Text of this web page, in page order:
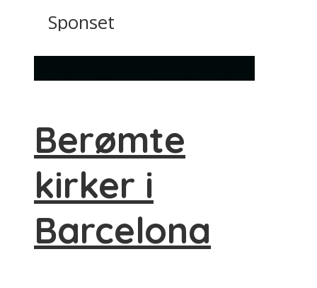
Sponset
Berømte
kirker i
Barcelona